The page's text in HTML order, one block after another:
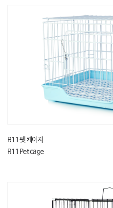
R11 펫 케이지
R11 Pet cage